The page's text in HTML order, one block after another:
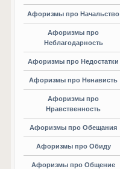
Афоризмы про Начальство
Афоризмы про
Неблагодарность
Афоризмы про Недостатки
Афоризмы про Ненависть
Афоризмы про
Нравственность
Афоризмы про Обещания
Афоризмы про Обиду
Афоризмы про Общение